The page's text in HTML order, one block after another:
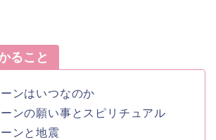
ること
ンはいつなのか
ーンの願い事とスピリチュアル
ンと地震